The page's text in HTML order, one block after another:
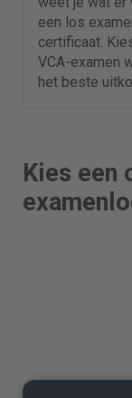
een los
certificaat.
VCA-examen
het beste
Kies een